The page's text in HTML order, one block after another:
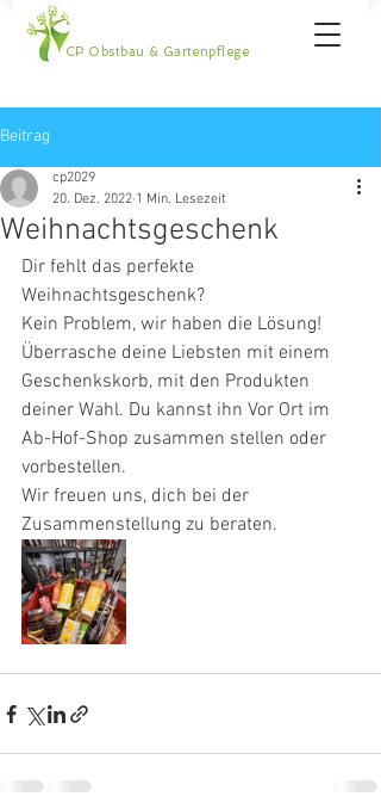
CP Obstbau & Gartenpflege
Beitrag
Weihnachtsgeschenk
cp2029
20. Dez. 2022 1 Min. Lesezeit
Dir fehlt das perfekte
Weihnachtsgeschenk?
Kein Problem, wir haben die Lösung!
Überrasche deine Liebsten mit einem
Geschenkskorb, mit den Produkten
deiner Wahl. Du kannst ihn Vor Ort im
Ab-Hof-Shop zusammen stellen oder
vorbestellen.
Wir freuen uns, dich bei der
Zusammenstellung zu beraten.